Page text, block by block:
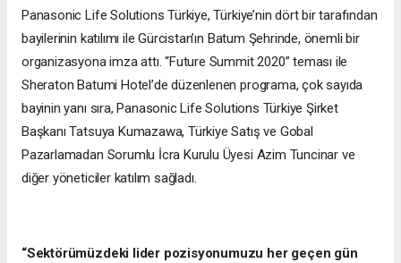
Panasonic Life Solutions Türkiye, Türkiye’nin dört bir tarafından
bayilerinin katılımı ile Gürcistan’ın Batum Şehrinde, önemli bir
organizasyona imza attı. “Future Summit 2020” teması ile
Sheraton Batumi Hotel’de düzenlenen programa, çok sayıda
bayinin yanı sıra, Panasonic Life Solutions Türkiye Şirket
Başkanı Tatsuya Kumazawa, Türkiye Satış ve Gobal
Pazarlamadan Sorumlu İcra Kurulu Üyesi Azim Tuncinar ve
diğer yöneticiler katılım sağladı.
“Sektörümüzdeki lider pozisyonumuzu her geçen gün